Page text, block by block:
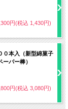
円(税込 1,430円)
本入（新型綿菓子
パー棒）
円(税込 3,080円)